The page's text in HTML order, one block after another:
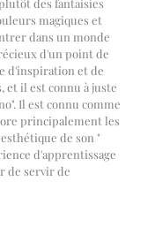
des fantaisies
magiques et
dans un monde
d'un point de
d'inspiration et de
il est connu à juste
Il est connu comme
principalement les
de son "
d'apprentissage
de servir de